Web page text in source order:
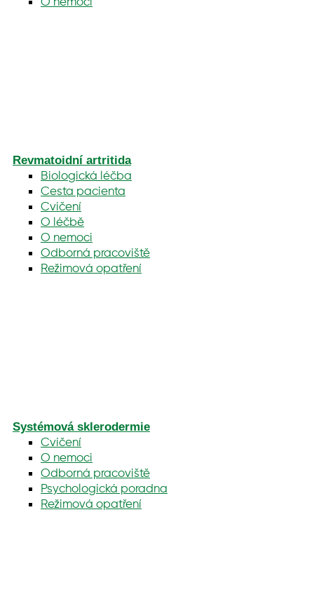
O nemoci
Revmatoidní artritida
Biologická léčba
Cesta pacienta
Cvičení
O léčbě
O nemoci
Odborná pracoviště
Režimová opatření
Systémová sklerodermie
Cvičení
O nemoci
Odborná pracoviště
Psychologická poradna
Režimová opatření